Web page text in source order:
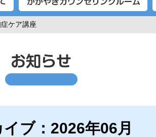
ケア講座
ブ：2026年06月